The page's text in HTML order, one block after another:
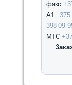
факс
А1 +375
398 09
МТС